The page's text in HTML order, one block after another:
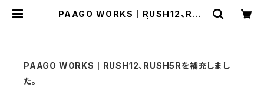
PAAGO WORKS｜RUSH12、RUS
PAAGO WORKS｜RUSH12、RUSH5Rを補充しまし
た。